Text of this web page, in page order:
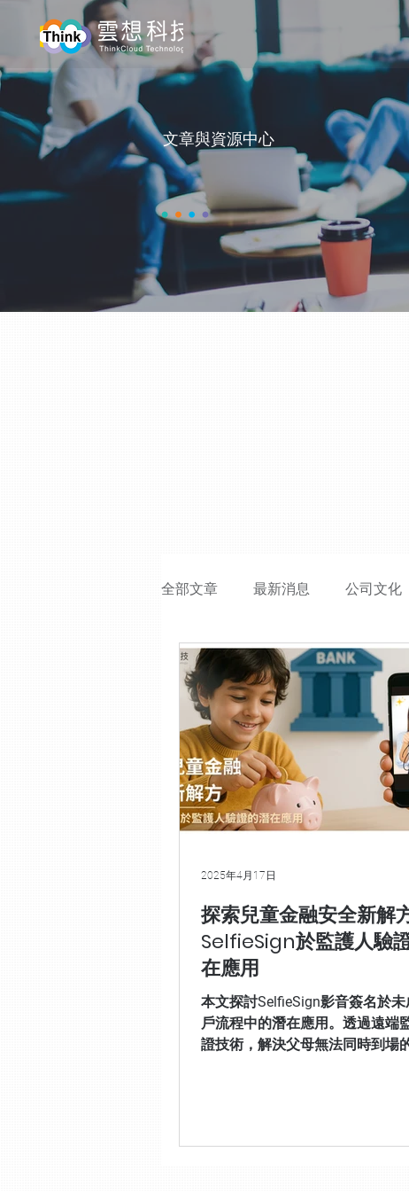
​文章與資源中心
ARTICLES &
全部文章 最新消息 公司文化
最新消息 媒體報導 媒體
ESG 策略 無紙化 數位
數位身分
探索兒童金融安全新解
SelfieSign於監護人驗證
在應用
本文探討SelfieSign影音簽名於未
戶流程中的潛在應用。透過遠端
證技術，解決父母無法同時到場
2025年4月17日